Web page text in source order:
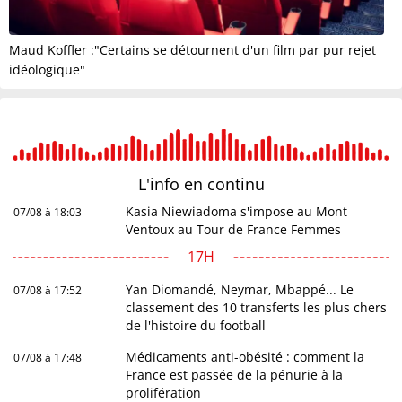
Maud Koffler :"Certains se détournent d'un film par pur rejet
idéologique"
L'info en continu
07/08 à 18:03
Kasia Niewiadoma s'impose au Mont
Ventoux au Tour de France Femmes
17H
07/08 à 17:52
Yan Diomandé, Neymar, Mbappé... Le
classement des 10 transferts les plus chers
de l'histoire du football
07/08 à 17:48
Médicaments anti-obésité : comment la
France est passée de la pénurie à la
prolifération